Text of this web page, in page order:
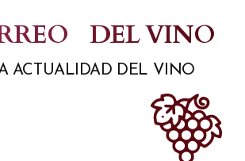
DEL VINO
ACTUALIDAD DEL VINO